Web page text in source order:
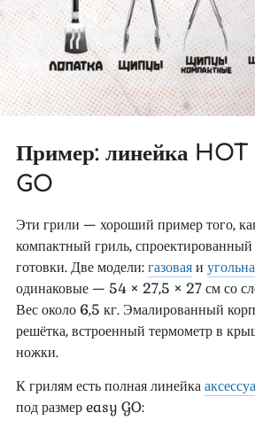
Пример: линейка
GO
Эти грили — хороший пример того,
компактный гриль,
готовки. Две модели:газоваяи
одинаковые — 54 × 27,5 × 27 см со
Вес около 6,5 кг. Эмалированный
решётка, встроенный термометр в
ножки.
К грилям есть полная линейка
под размер easy GO: